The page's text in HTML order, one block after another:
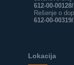
612-00-
Rešenje o
612-00-
Lokacija